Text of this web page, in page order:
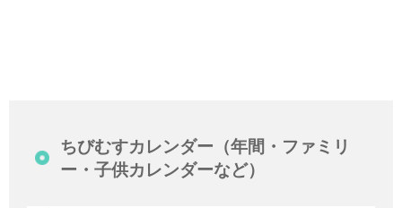
ちびむすカレンダー（年間・ファミリ
ー・子供カレンダーなど）